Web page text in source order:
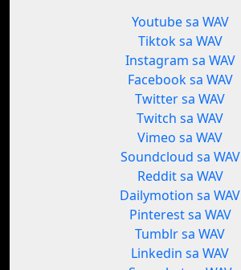
Youtube sa WAV
Tiktok sa WAV
Instagram sa WAV
Facebook sa WAV
Twitter sa WAV
Twitch sa WAV
Vimeo sa WAV
Soundcloud sa WAV
Reddit sa WAV
Dailymotion sa WAV
Pinterest sa WAV
Tumblr sa WAV
Linkedin sa WAV